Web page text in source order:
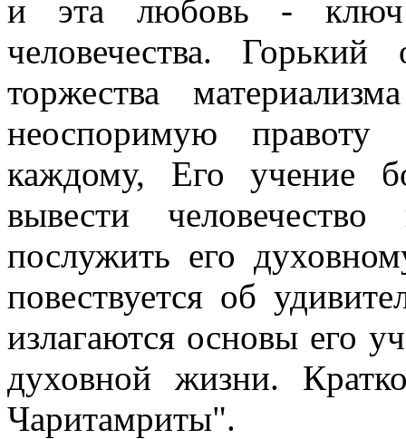
и эта любовь -
человечества.
торжества
неоспоримую
каждому, Его учение
вывести
послужить его
повествуется об
излагаются основы его
духовной жизни.
Чаритамриты".